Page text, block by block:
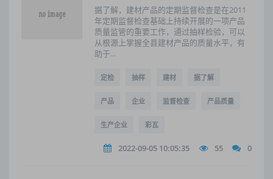
据了解，建材产品的定期监督检查是在2011
年定期监督检查基础上持续开展的一项产品
质量监管的重要工作，通过抽样检验，可以
从根源上掌握全县建材产品的质量水平，有
助于...
定检 抽样 建材 据了解
产品 企业 监督检查 产品质量
生产企业 彩瓦
2022-09-05 10:05:35 55 0